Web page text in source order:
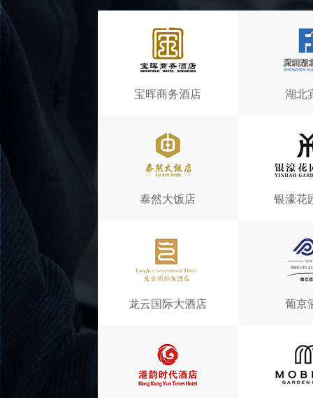
宝晖商务酒店 湖北
泰然大饭店 银濠花
龙云国际大酒店 葡京